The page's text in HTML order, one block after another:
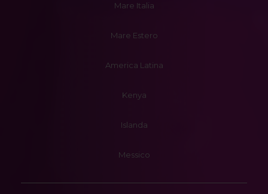
Mare Italia
Mare Estero
America Latina
Kenya
Islanda
Messico